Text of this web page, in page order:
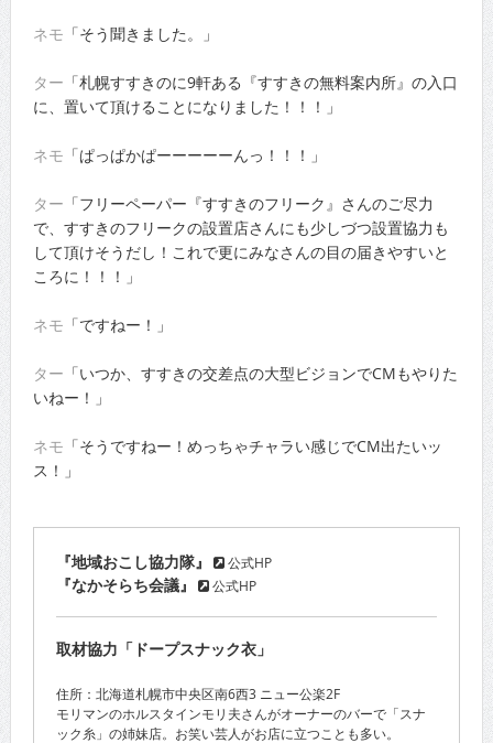
ネモ 「そう聞きました。」
ター 「札幌すすきのに9軒ある『すすきの無料案内所』の入口
に、置いて頂けることになりました！！！」
ネモ 「ぱっぱかぱーーーーーんっ！！！」
ター 「フリーペーパー『すすきのフリーク』さんのご尽力
で、すすきのフリークの設置店さんにも少しづつ設置協力も
して頂けそうだし！これで更にみなさんの目の届きやすいと
ころに！！！」
ネモ 「ですねー！」
ター 「いつか、すすきの交差点の大型ビジョンでCMもやりた
いねー！」
ネモ 「そうですねー！めっちゃチャラい感じでCM出たいッ
ス！」
『地域おこし協力隊』 公式HP
『なかそらち会議』 公式HP
取材協力「ドープスナック衣」
住所：北海道札幌市中央区南6西3 ニュー公楽2F
モリマンのホルスタインモリ夫さんがオーナーのバーで「スナ
ック糸」の姉妹店。お笑い芸人がお店に立つことも多い。